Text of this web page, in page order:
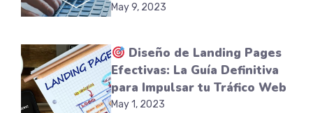
May 9, 2023
Diseño de Landing Pages
Efectivas: La Guía Definitiva
para Impulsar tu Tráfico Web
May 1, 2023